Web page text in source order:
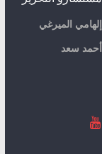
إلهامي الميرغي
أحمد سعد